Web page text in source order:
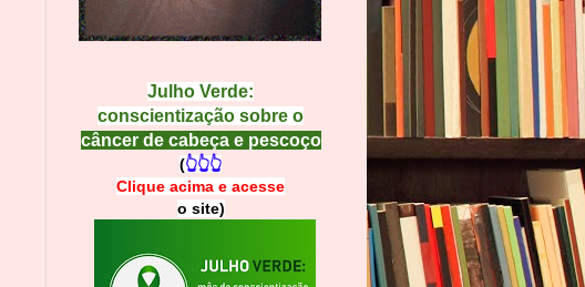
Julho Verde:
conscientização sobre o
câncer de cabeça e pescoço
(👆👆👆
Clique acima e acesse
o site)